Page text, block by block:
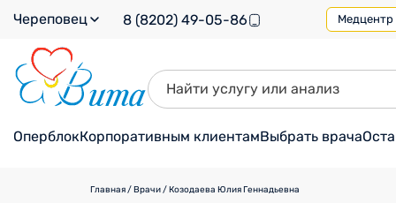
Череповец 8 (8202) 49-05-86 Медцентр
ОперблокКорпоративным клиентамВыбрать врача
Главная/Врачи/Козодаева Юлия Геннадьевна